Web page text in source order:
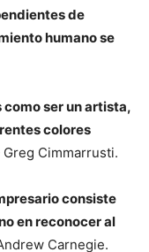
de
humano se
como ser un artista,
colores
Greg Cimmarrusti.
consiste
en reconocer al
Carnegie.